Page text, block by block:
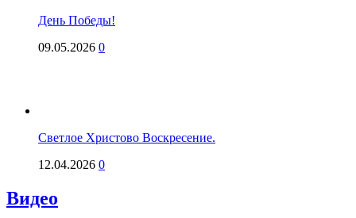
День Победы!
09.05.2026 0
Светлое Христово Воскресение.
12.04.2026 0
Видео